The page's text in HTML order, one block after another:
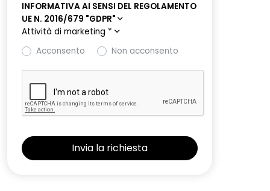
INFORMATIVA AI SENSI DEL REGOLAMENTO
UE N. 2016/679 "GDPR"
Attività di marketing *
Acconsento
Non acconsento